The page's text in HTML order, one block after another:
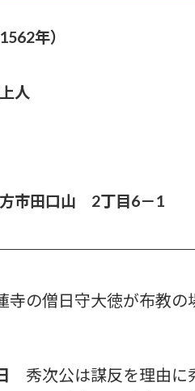
年）
人
市田口山 2丁目6－1
の僧日守大徳が布教の
秀次公は謀反を理由に